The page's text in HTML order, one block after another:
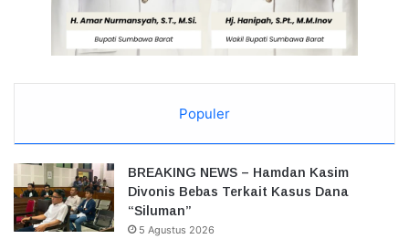
Populer
BREAKING NEWS – Hamdan Kasim
Divonis Bebas Terkait Kasus Dana
“Siluman”
5 Agustus 2026